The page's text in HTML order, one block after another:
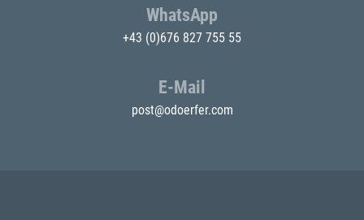
WhatsApp
+43 (0)676 827 755 55
E-Mail
post@odoerfer.com